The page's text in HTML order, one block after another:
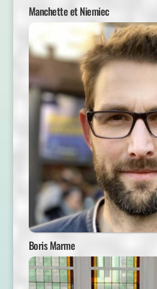
Manchette et Niemiec
Boris Marme